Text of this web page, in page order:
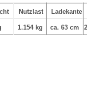
Nutzlast Ladekante
1.154 kg ca. 63 cm